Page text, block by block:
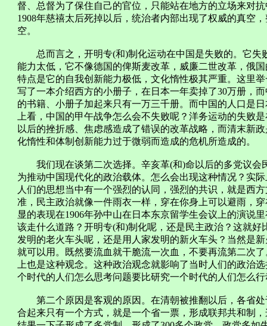
督、总督为了保住自己的官位，只能站在地方的立场来对
1908年慈禧太后死掉以后，统治者内部出现了权威的真空
空。
总而言之，开明专(和)制化运动在中国是失败的。它失
能力太低，它不像德国的俾斯麦改革，威廉二世改革，俄
特点是它的自我创新能力极低，文化惰性极其严重。这里
写了一本介绍西方的小册子，在日本一年卖掉了30万册，
的书籍、小册子加起来只有一万三千册。而中国的人口是
上看，中国的甲午战争怎么会不失败呢？洋务运动的失败
以后的挫折感、焦虑感造成了错误的改革战略，而清末新
化惰性和体制创新能力过于微弱而造成的危机所造成的。
我们现在谈第二次选择。辛亥革(和)命以后的多党议会
为推动中国现代化的政治载体。怎么会出现这种情况？实
人们的思想当中有一个强烈的认同，强烈的共识，就是西
准，民主政治就像一件雨衣一样，穿在你身上可以避雨，
显的表现在1906年孙中山在日本东京留学生会议上的演说
该走什么道路？开明专(和)制化呢，还是民主政治？这就
发明的老火车头呢，还是用人家发明的新火车头？当然是
就可以用。既然要流血就干脆流一次血，不要再流第二次
上也是这种观念。这种政治观念就影响了当时人们的政治
个时代的人们怎么思考问题要比研究一个时代的人们怎么
第二个原因是客观的原因。在清朝被推翻以后，各省处
合起来只有一个方式，就是一个省一票，形成联邦共和制